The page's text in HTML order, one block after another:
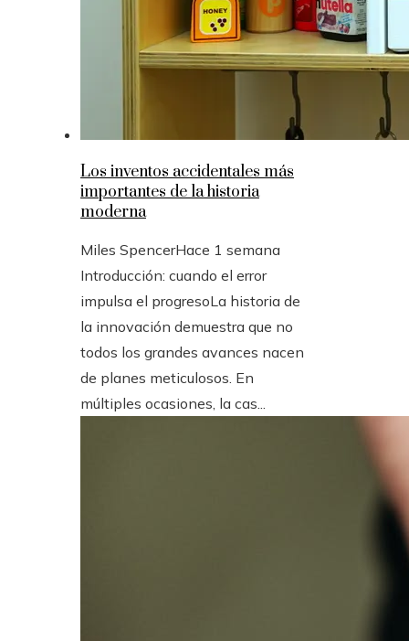
Los inventos accidentales más
importantes de la historia
moderna
Miles SpencerHace 1 semana
Introducción: cuando el error
impulsa el progresoLa historia de
la innovación demuestra que no
todos los grandes avances nacen
de planes meticulosos. En
múltiples ocasiones, la cas...